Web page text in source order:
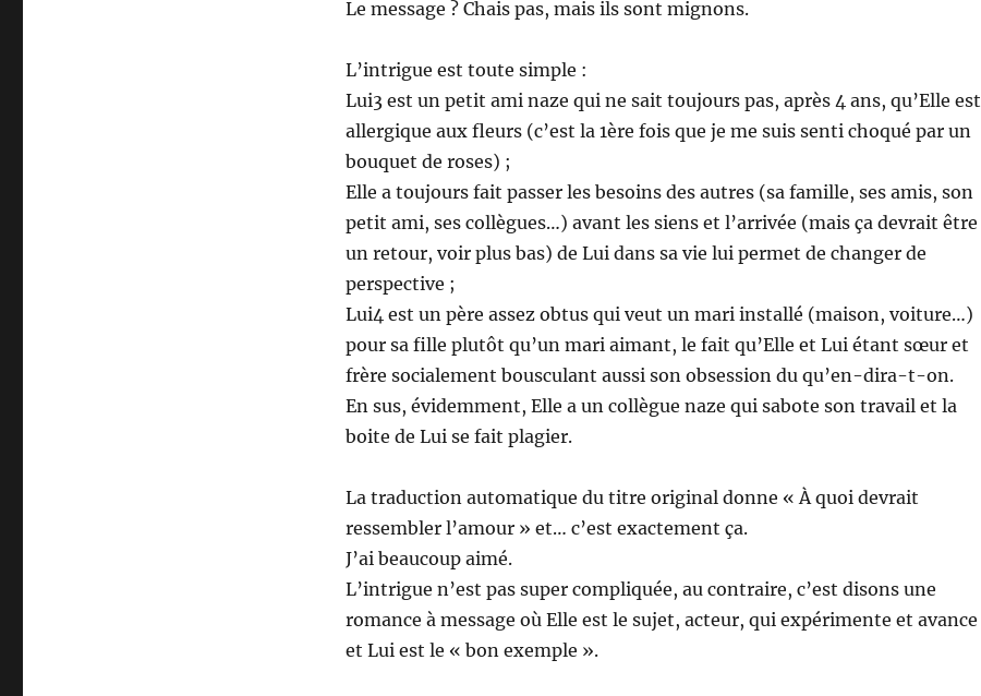
Le message ? Chais pas, mais ils sont mignons.
L’intrigue est toute simple :
Lui3 est un petit ami naze qui ne sait toujours pas, après 4 ans, qu’Elle est
allergique aux fleurs (c’est la 1ère fois que je me suis senti choqué par un
bouquet de roses) ;
Elle a toujours fait passer les besoins des autres (sa famille, ses amis, son
petit ami, ses collègues…) avant les siens et l’arrivée (mais ça devrait être
un retour, voir plus bas) de Lui dans sa vie lui permet de changer de
perspective ;
Lui4 est un père assez obtus qui veut un mari installé (maison, voiture…)
pour sa fille plutôt qu’un mari aimant, le fait qu’Elle et Lui étant sœur et
frère socialement bousculant aussi son obsession du qu’en-dira-t-on.
En sus, évidemment, Elle a un collègue naze qui sabote son travail et la
boite de Lui se fait plagier.
La traduction automatique du titre original donne « À quoi devrait
ressembler l’amour » et… c’est exactement ça.
J’ai beaucoup aimé.
L’intrigue n’est pas super compliquée, au contraire, c’est disons une
romance à message où Elle est le sujet, acteur, qui expérimente et avance
et Lui est le « bon exemple ».